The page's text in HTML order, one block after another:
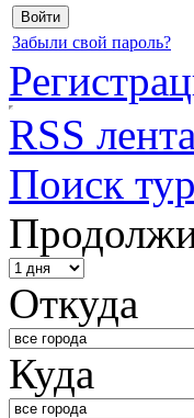
Забыли свой пароль?
RSS лента
Поиск
Откуда
Куда